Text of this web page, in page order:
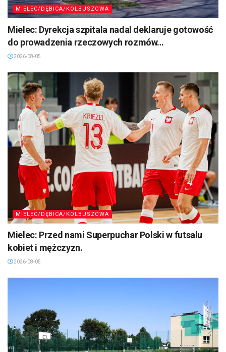
MIELEC/DĘBICA/KOLBUSZOWA
Mielec: Dyrekcja szpitala nadal deklaruje gotowość
do prowadzenia rzeczowych rozmów…
2026-08-05
MIELEC/DĘBICA/KOLBUSZOWA
Mielec: Przed nami Superpuchar Polski w futsalu
kobiet i mężczyzn.
2026-08-05